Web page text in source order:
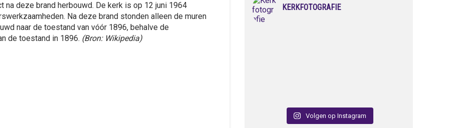
na deze brand herbouwd. De kerk is op 12 juni 1964
Na deze brand stonden alleen de muren
naar de toestand van vóór 1896, behalve de
de toestand in 1896. (Bron: Wikipedia)
KERKFOTOGRAFIE
Volgen op Instagram